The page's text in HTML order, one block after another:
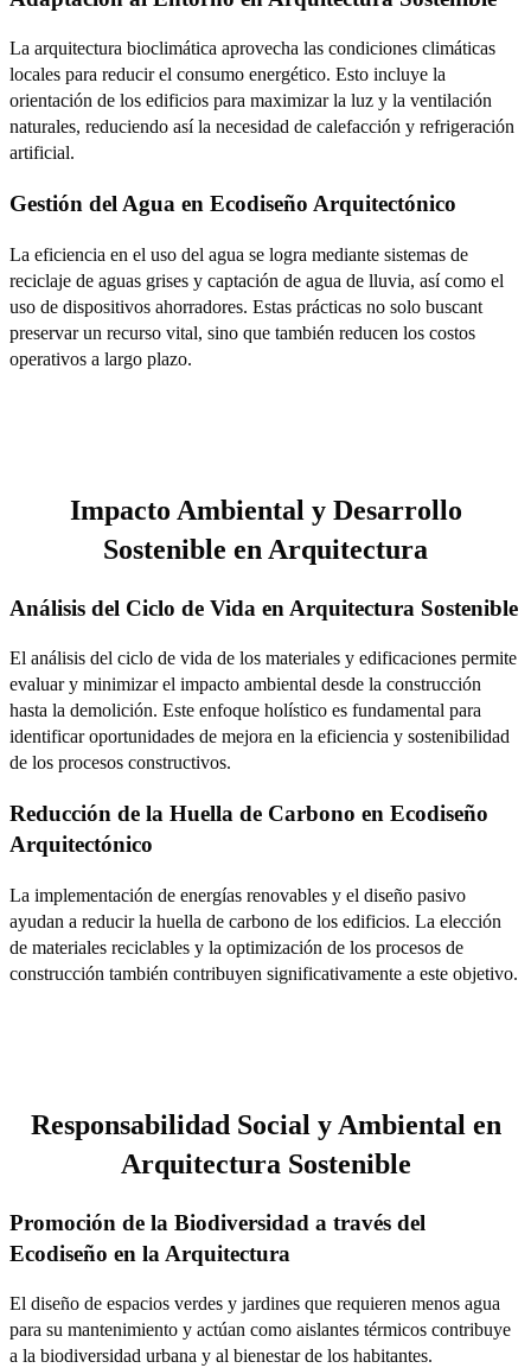
La arquitectura bioclimática aprovecha las condiciones climáticas
locales para reducir el consumo energético. Esto incluye la
orientación de los edificios para maximizar la luz y la ventilación
naturales, reduciendo así la necesidad de calefacción y refrigeración
artificial.
Gestión del Agua en Ecodiseño Arquitectónico
La eficiencia en el uso del agua se logra mediante sistemas de
reciclaje de aguas grises y captación de agua de lluvia, así como el
uso de dispositivos ahorradores. Estas prácticas no solo buscant
preservar un recurso vital, sino que también reducen los costos
operativos a largo plazo.
Impacto Ambiental y Desarrollo
Sostenible en Arquitectura
Análisis del Ciclo de Vida en Arquitectura Sostenible
El análisis del ciclo de vida de los materiales y edificaciones permite
evaluar y minimizar el impacto ambiental desde la construcción
hasta la demolición. Este enfoque holístico es fundamental para
identificar oportunidades de mejora en la eficiencia y sostenibilidad
de los procesos constructivos.
Reducción de la Huella de Carbono en Ecodiseño
Arquitectónico
La implementación de energías renovables y el diseño pasivo
ayudan a reducir la huella de carbono de los edificios. La elección
de materiales reciclables y la optimización de los procesos de
construcción también contribuyen significativamente a este objetivo.
Responsabilidad Social y Ambiental en
Arquitectura Sostenible
Promoción de la Biodiversidad a través del
Ecodiseño en la Arquitectura
El diseño de espacios verdes y jardines que requieren menos agua
para su mantenimiento y actúan como aislantes térmicos contribuye
a la biodiversidad urbana y al bienestar de los habitantes.